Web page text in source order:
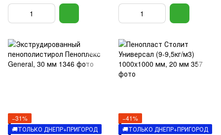
−31%
🚚ТОЛЬКО ДНЕПР+ПРИГОРОД
−41%
🚚ТОЛЬКО ДНЕПР+ПРИГОРОД